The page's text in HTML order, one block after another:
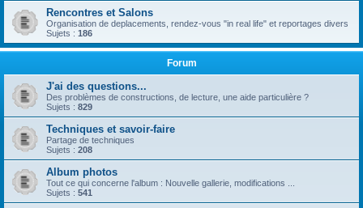
Rencontres et Salons
Organisation de deplacements, rendez-vous "in real life" et reportages divers
Sujets : 186
Forum
J'ai des questions...
Des problèmes de constructions, de lecture, une aide particulière ?
Sujets : 829
Techniques et savoir-faire
Partage de techniques
Sujets : 208
Album photos
Tout ce qui concerne l'album : Nouvelle gallerie, modifications ...
Sujets : 541